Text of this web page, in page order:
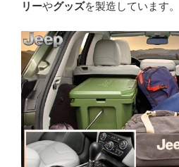
リーやグッズを製造しています。